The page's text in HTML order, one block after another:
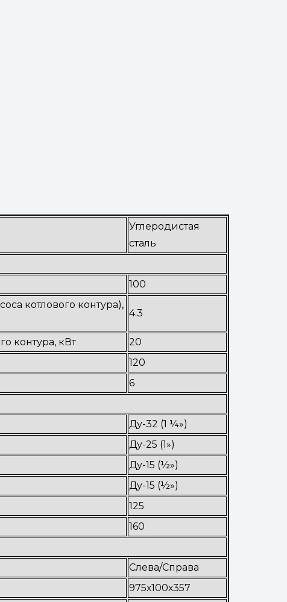
Углеродистая
сталь
100
котлового контура),
4.3
контура, кВт
20
120
6
Ду-32 (1 ¼»)
Ду-25 (1»)
Ду-15 (½»)
Ду-15 (½»)
125
160
Слева/Справа
975х100х357